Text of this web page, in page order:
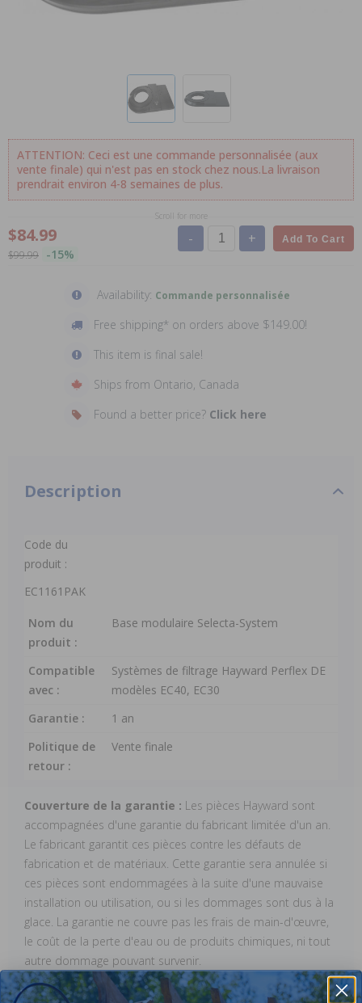
ATTENTION: Ceci est une commande personnalisée (aux
vente finale) qui n'est pas en stock chez nous.La livraison
prendrait environ 4-8 semaines de plus.
Scroll for more
$84.99
$99.99 -15%
- + Add To Cart
Availability: Commande personnalisée
Free shipping* on orders above $149.00!
This item is final sale!
Ships from Ontario, Canada
Found a better price? Click here
Description
Code du
produit :
EC1161PAK
Nom du
produit :
Base modulaire Selecta-System
Compatible
avec :
Systèmes de filtrage Hayward Perflex DE
modèles EC40, EC30
Garantie :
1 an
Politique de
retour :
Vente finale
Couverture de la garantie : Les pièces Hayward sont
accompagnées d'une garantie du fabricant limitée d'un an.
Le fabricant garantit ces pièces contre les défauts de
fabrication et de matériaux. Cette garantie sera annulée si
ces pièces sont endommagées à la suite d'une mauvaise
installation ou utilisation, ou si les dommages sont dus à la
glace. La garantie ne couvre pas les frais de main-d'œuvre,
le coût de la perte d'eau ou de produits chimiques, ni tout
autre dommage pouvant survenir.
Démarrer une réclamation au titre de la garantie :